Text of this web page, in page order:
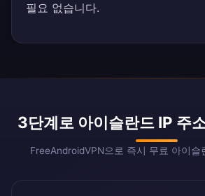
필요 없습니다.
3단계로 아이슬란드 IP 주
FreeAndroidVPN으로 즉시 무료 아이슬